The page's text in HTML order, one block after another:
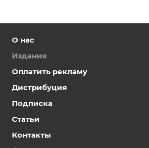
О нас
Издания
Оплатить рекламу
Дистрибуция
Подписка
Статьи
Контакты